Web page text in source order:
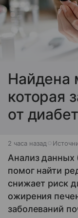
Найдена
которая
от
2 часа назад
Анализ данных
помог найти
снижает риск
ожирения
заболеваний